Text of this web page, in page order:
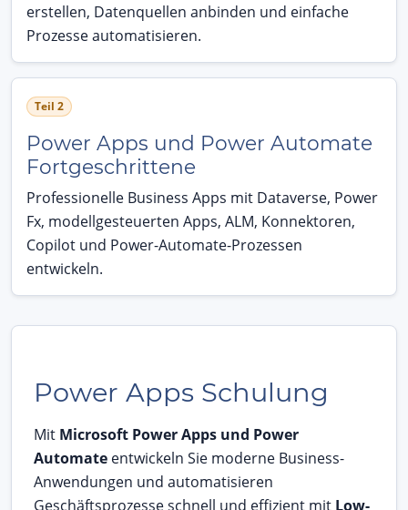
erstellen, Datenquellen anbinden und einfache
Prozesse automatisieren.
Teil 2
Power Apps und Power Automate
Fortgeschrittene
Professionelle Business Apps mit Dataverse, Power
Fx, modellgesteuerten Apps, ALM, Konnektoren,
Copilot und Power-Automate-Prozessen
entwickeln.
Power Apps Schulung
Mit Microsoft Power Apps und Power
Automate entwickeln Sie moderne Business-
Anwendungen und automatisieren
Geschäftsprozesse schnell und effizient mit Low-